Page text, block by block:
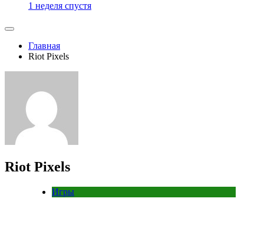
1 неделя спустя
Главная
Riot Pixels
Riot Pixels
Игры